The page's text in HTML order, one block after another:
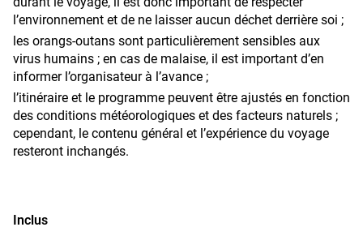
sauvages : oiseaux tropicaux, macaques, nasiques et
Si le timing le permet, vers 15h00, vous visiterez la
première station de nourrissage des orangs-outans au
camp de Tanjung Harapan.
Vers 16h00, la navigation se poursuit le long des berges
afin d’observer les nasiques dans leur habitat naturel. Ces
primates rares sont endémiques de Bornéo et ne vivent
nulle part ailleurs dans le monde.
parfois des crocodiles.
Le déjeuner sera préparé et servi à bord pendant la
navigation.
À votre arrivée au Camp Leakey, une courte randonnée
dans la jungle vous attend, suivie de la visite d’une autre
station de nourrissage des orangs-outans.
Après 16h00, le bateau commencera sa descente retour
vers les forêts bordées de palmiers nipa où, après le
l’environnement et de ne laisser aucun déchet derrière soi ;
les orangs-outans sont particulièrement sensibles aux
virus humains ; en cas de malaise, il est important d’en
informer l’organisateur à l’avance ;
l’itinéraire et le programme peuvent être ajustés en fonction
des conditions météorologiques et des facteurs naturels ;
cependant, le contenu général et l’expérience du voyage
resteront inchangés.
Inclus